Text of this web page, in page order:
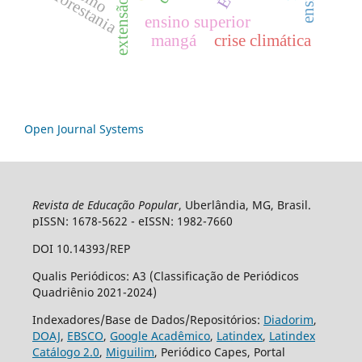
florestania ensino superior
crise climática
mangá
Open Journal Systems
Revista de Educação Popular, Uberlândia, MG, Brasil.
pISSN: 1678-5622 - eISSN: 1982-7660
DOI 10.14393/REP
Qualis Periódicos: A3 (Classificação de Periódicos
Quadriênio 2021-2024)
Indexadores/Base de Dados/Repositórios: Diadorim,
DOAJ, EBSCO, Google Acadêmico, Latindex, Latindex
Catálogo 2.0, Miguilim, Periódico Capes, Portal